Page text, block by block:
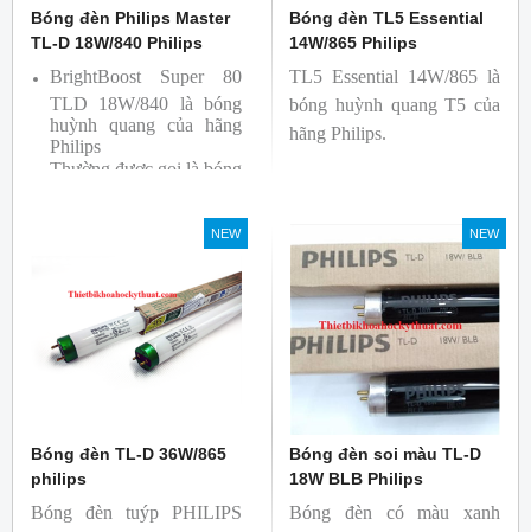
Bóng đèn Philips Master
TL-D 18W/840 Philips
BrightBoost Super 80
TLD 18W/840 là bóng
huỳnh quang của hãng
Philips
Thường được gọi là bóng
Bóng có độ hoàn màu
cao(Ra80) cùng quang
Bóng đèn TL5 Essential
14W/865 Philips
TL5 Essential 14W/865 là
bóng huỳnh quang T5 của
hãng Philips.
NEW
Bóng đèn TL-D 36W/865
philips
Bóng đèn tuýp PHILIPS
NEW
Bóng đèn soi màu TL-D
18W BLB Philips
Bóng đèn có màu xanh